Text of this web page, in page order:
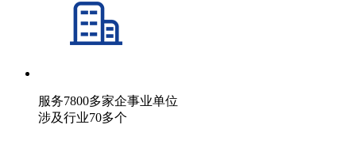
服务7800多家企事业单位
涉及行业70多个